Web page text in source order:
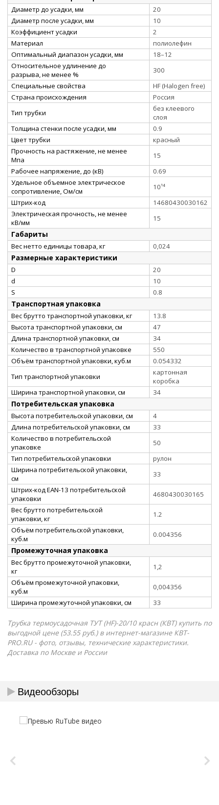
Диаметр до усадки, мм
20
Диаметр после усадки, мм
10
Коэффициент усадки
2
Материал
полиолефин
Оптимальный диапазон усадки, мм
18–12
Относительное удлинение до
разрыва, не менее %
300
Специальные свойства
HF (Halogen free)
Страна происхождения
Россия
Тип трубки
без клеевого
слоя
Толщина стенки после усадки, мм
0.9
Цвет трубки
красный
Прочность на растяжение, не менее
Мпа
15
Рабочее напряжение, до (кВ)
0.69
Удельное объемное электрическое
сопротивление, Ом/см
10¹⁴
Штрих-код
14680430030162
Электрическая прочность, не менее
кВ/мм
15
Габариты
Вес нетто единицы товара, кг 0,024
Размерные характеристики
D
20
d
10
S
0.8
Транспортная упаковка
Вес брутто транспортной упаковки, кг
13.8
Высота транспортной упаковки, см
47
Длина транспортной упаковки, см
34
Количество в транспортной упаковке
550
Объём транспортной упаковки, куб.м
0.054332
Тип транспортной упаковки
картонная
коробка
Ширина транспортной упаковки, см
34
Потребительская упаковка
Высота потребительской упаковки, см
4
Длина потребительской упаковки, см
33
Количество в потребительской
упаковке
50
Тип потребительской упаковки
рулон
Ширина потребительской упаковки,
см
33
Штрих-код EAN-13 потребительской
упаковки
4680430030165
Вес брутто потребительской
упаковки, кг
1.2
Объём потребительской упаковки,
куб.м
0.004356
Промежуточная упаковка
Вес брутто промежуточной упаковки,
кг
1,2
Объём промежуточной упаковки,
куб.м
0,004356
Ширина промежуточной упаковки, см
33
Трубка термоусадочная ТУТ (HF)-20/10 красн (КВТ) купить по
выгодной цене (53.55 руб.) в интернет-магазине КВТ-
PRO.RU - фото, отзывы, технические характеристики.
Доставка по Москве и России
Видеообзоры